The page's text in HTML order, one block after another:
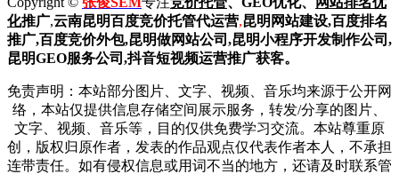
化推广,云南昆明百度竞价托管代运营,昆明网站建设,百度排名
推广,百度竞价外包,昆明做网站公司,昆明小程序开发制作公司,
昆明GEO服务公司,抖音短视频运营推广获客。
免责声明：本站部分图片、文字、视频、音乐均来源于公开网
络，本站仅提供信息存储空间展示服务，转发/分享的图片、
文字、视频、音乐等，目的仅供免费学习交流。本站尊重原
创，版权归原作者，发表的作品观点仅代表作者本人，不承担
连带责任。如有侵权信息或用词不当的地方，还请及时联系管